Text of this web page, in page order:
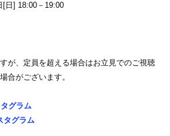
日] 18:00－19:00
が、定員を超える場合はお立見でのご視聴
合がございます。
グラム
タグラム